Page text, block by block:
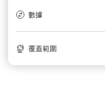
數據
覆蓋範圍